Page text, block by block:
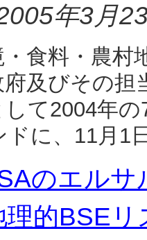
年3月
食料・農村
府及びその
して2004年
ドに、11月1
のエル
理的BSE